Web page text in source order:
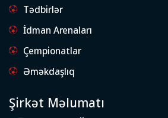
Tədbirlər
İdman Arenaları
Çempionatlar
Əməkdaşlıq
Şirkət Məlumatı